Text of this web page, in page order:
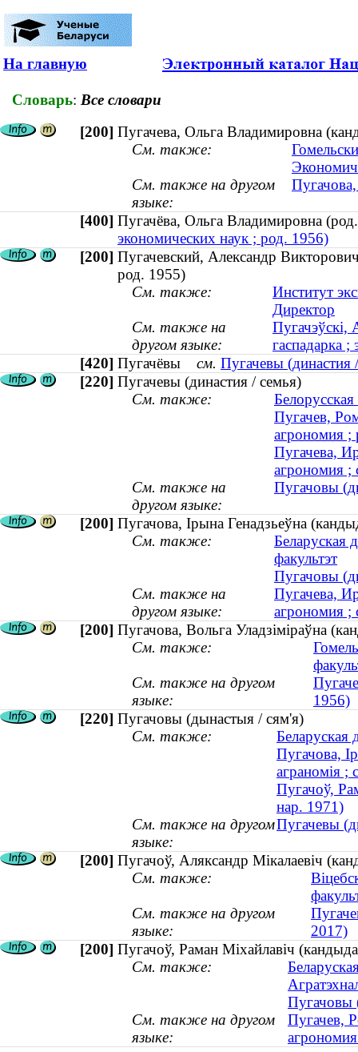
На главную
Словарь: Все словари
[200] Пугачева, Ольга Владимировна
См. также:
См. также на другом
языке:
[400] Пугачёва, Ольга Владимировна
экономических наук ; род. 1956)
[200] Пугачевский, Александр
род. 1955)
См. также:
Институт
Директор
См. также на
другом языке:
Пугачэўскі,
гаспадарка ;
[420] Пугачёвы см. Пугачевы (династия
[220] Пугачевы (династия / семья)
См. также:
Пугачев,
агрономия ;
Пугачева,
агрономия ;
См. также на
другом языке:
Пугачовы
[200] Пугачова, Ірына Генадзьеўна
См. также:
Беларуская
факультэт
Пугачовы
См. также на
другом языке:
Пугачева,
агрономия ;
[200] Пугачова, Вольга Уладзіміраўна
См. также:
См. также на другом
языке:
1956)
[220] Пугачовы (дынастыя / сям'я)
См. также:
Беларуская
Пугачова,
аграномія ;
Пугачоў,
нар. 1971)
См. также на другом
языке:
Пугачевы
[200] Пугачоў, Аляксандр Мікалаевіч
См. также:
См. также на другом
языке:
2017)
[200] Пугачоў, Раман Міхайлавіч
См. также:
Пугачовы
См. также на другом
языке:
Пугачев,